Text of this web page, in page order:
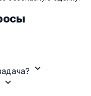
expand_more
expand_more